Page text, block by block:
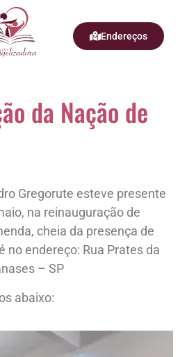
Endereços
da Nação de
Gregorute esteve presente
na reinauguração de
cheia da presença de
no endereço: Rua Prates da
– SP
abaixo: